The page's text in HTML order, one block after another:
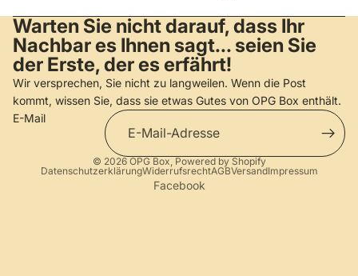
Warten Sie nicht darauf, dass Ihr
Nachbar es Ihnen sagt... seien Sie
der Erste, der es erfährt!
Wir versprechen, Sie nicht zu langweilen. Wenn die Post
kommt, wissen Sie, dass sie etwas Gutes von OPG Box enthält.
E-Mail
© 2026 OPG Box, Powered by Shopify
DatenschutzerklärungWiderrufsrechtAGBVersandImpressum
Facebook